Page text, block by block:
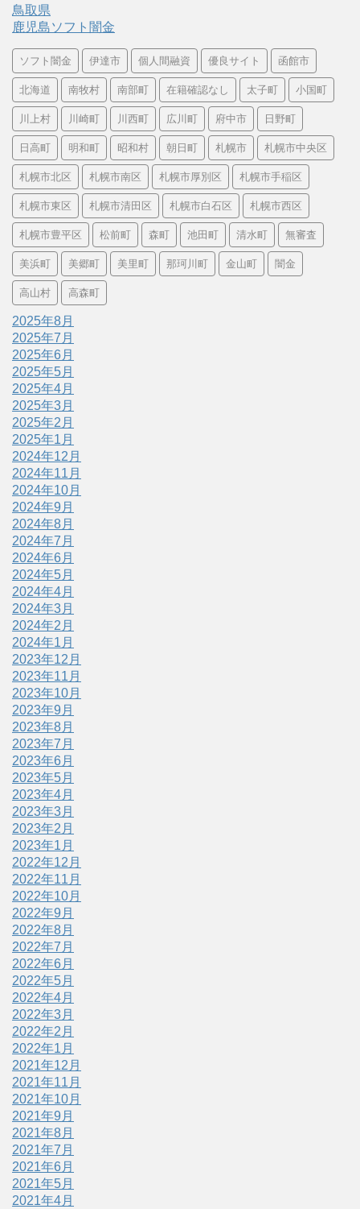
鳥取県
鹿児島ソフト闇金
ソフト闇金 伊達市 個人間融資 優良サイト 函館市
北海道 南牧村 南部町 在籍確認なし 太子町 小国町
川上村 川崎町 川西町 広川町 府中市 日野町
日高町 明和町 昭和村 朝日町 札幌市 札幌市中央区
札幌市北区 札幌市南区 札幌市厚別区 札幌市手稲区
札幌市東区 札幌市清田区 札幌市白石区 札幌市西区
札幌市豊平区 松前町 森町 池田町 清水町 無審査
美浜町 美郷町 美里町 那珂川町 金山町 闇金
高山村 高森町
2025年8月
2025年7月
2025年6月
2025年5月
2025年4月
2025年3月
2025年2月
2025年1月
2024年12月
2024年11月
2024年10月
2024年9月
2024年8月
2024年7月
2024年6月
2024年5月
2024年4月
2024年3月
2024年2月
2024年1月
2023年12月
2023年11月
2023年10月
2023年9月
2023年8月
2023年7月
2023年6月
2023年5月
2023年4月
2023年3月
2023年2月
2023年1月
2022年12月
2022年11月
2022年10月
2022年9月
2022年8月
2022年7月
2022年6月
2022年5月
2022年4月
2022年3月
2022年2月
2022年1月
2021年12月
2021年11月
2021年10月
2021年9月
2021年8月
2021年7月
2021年6月
2021年5月
2021年4月